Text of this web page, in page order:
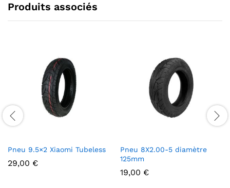
Produits associés
Pneu 9.5×2 Xiaomi Tubeless
29,00 €
Pneu 8X2.00-5 diamètre
125mm
19,00 €